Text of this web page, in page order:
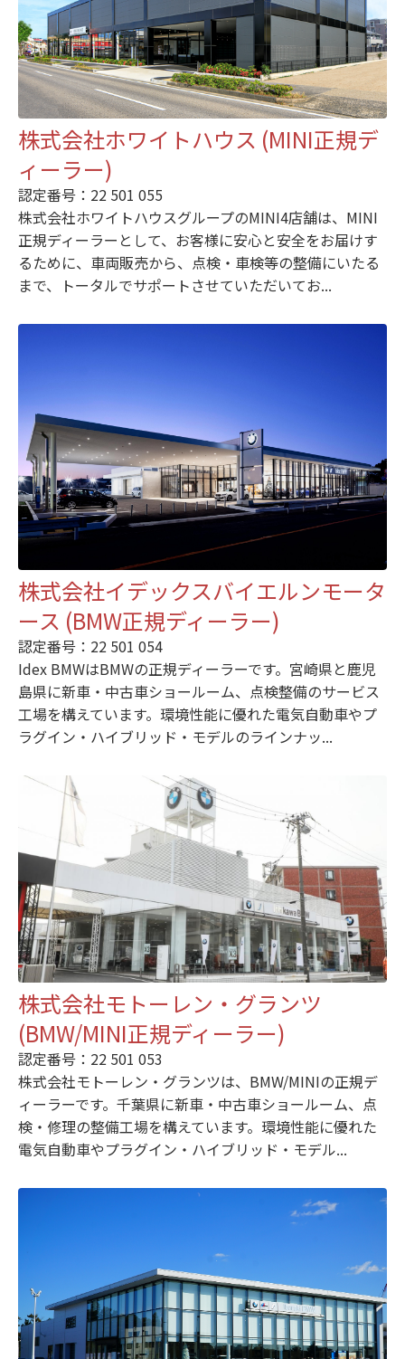
株式会社ホワイトハウス (MINI正規デ
ィーラー)
認定番号：22 501 055
株式会社ホワイトハウスグループのMINI4店舗は、MINI
正規ディーラーとして、お客様に安心と安全をお届けす
るために、車両販売から、点検・車検等の整備にいたる
まで、トータルでサポートさせていただいてお...
株式会社イデックスバイエルンモータ
ース (BMW正規ディーラー)
認定番号：22 501 054
Idex BMWはBMWの正規ディーラーです。宮崎県と鹿児
島県に新車・中古車ショールーム、点検整備のサービス
工場を構えています。環境性能に優れた電気自動車やプ
ラグイン・ハイブリッド・モデルのラインナッ...
株式会社モトーレン・グランツ
(BMW/MINI正規ディーラー)
認定番号：22 501 053
株式会社モトーレン・グランツは、BMW/MINIの正規デ
ィーラーです。千葉県に新車・中古車ショールーム、点
検・修理の整備工場を構えています。環境性能に優れた
電気自動車やプラグイン・ハイブリッド・モデル...